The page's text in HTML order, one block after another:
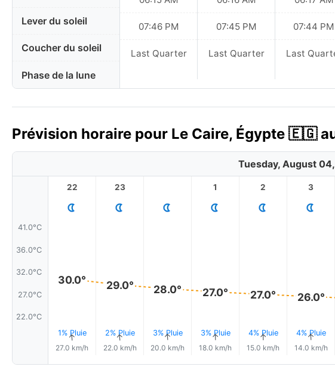
Lever du soleil
Coucher du soleil
Phase de la lune
07:46 PM
Last Quarter
07:45 PM
Last Quarter
07:44 PM
Last
Prévision horaire pour Le Caire, Égypte 🇪🇬
Tuesday, August
41.0°C
36.0°C
32.0°C
27.0°C
22.0°C
22
30.0°
1% Pluie
↑
27.0 km/h
23
29.0°
2% Pluie
↑
22.0 km/h
28.0°
3% Pluie
↑
20.0 km/h
1
27.0°
3% Pluie
↑
18.0 km/h
2
27.0°
4% Pluie
↑
15.0 km/h
3
26.0°
4% Pluie
↑
14.0 km/h